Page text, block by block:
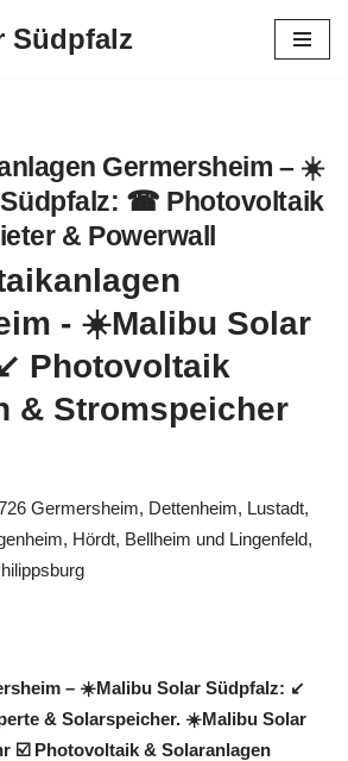
Südpfalz
Germersheim – ☀️
Südpfalz: ☎ Photovoltaik
& Powerwall
– ☀️Malibu Solar Südpfalz: ↙️
& Solarspeicher. ☀️Malibu Solar
☑️ Photovoltaik & Solaranlagen